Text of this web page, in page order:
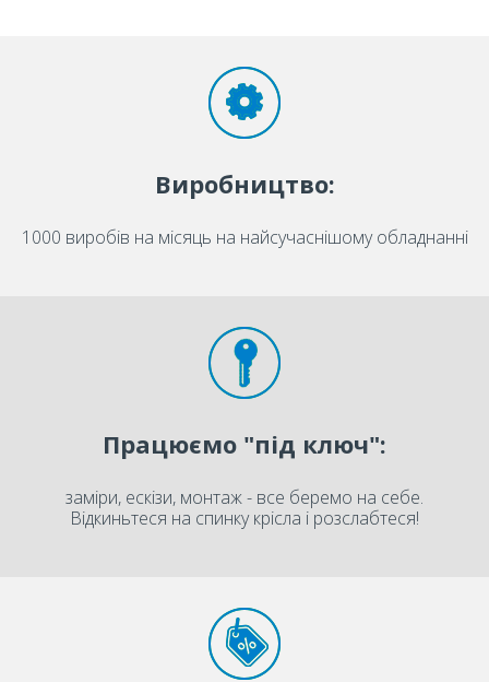
Виробництво:
1000 виробів на місяць на найсучаснішому обладнанні
Працюємо "під ключ":
заміри, ескізи, монтаж - все беремо на себе.
Відкиньтеся на спинку крісла і розслабтеся!